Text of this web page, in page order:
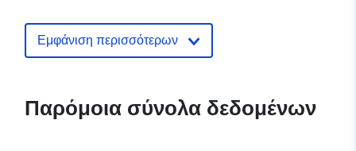
Αναγνωριστικά:
http://catalogue.geo-
ide.developpement-
0ff9-495e-ae9b-
Εμφάνιση περισσότερων
Παρόμοια σύνολα δεδομένων